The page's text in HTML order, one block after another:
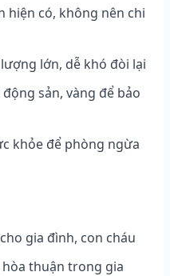
hiện có, không nên chi
lớn, dễ khó đòi lại
sản, vàng để bảo
khỏe để phòng ngừa
gia đình, con cháu
thuận trong gia